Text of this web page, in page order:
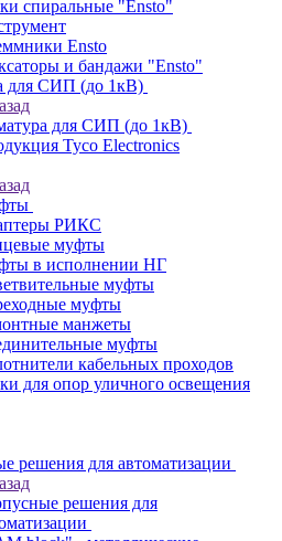
спиральные "Ensto"
Ensto
и бандажи "Ensto"
для СИП (до 1кВ)
для СИП (до 1кВ)
Tyco Electronics
РИКС
муфты
в исполнении НГ
муфты
муфты
манжеты
муфты
кабельных проходов
для опор уличного освещения
решения для автоматизации
решения для